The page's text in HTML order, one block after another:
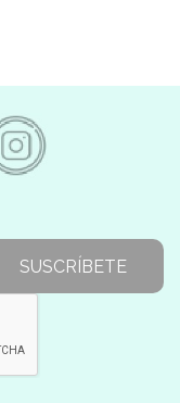
SUSCRÍBETE